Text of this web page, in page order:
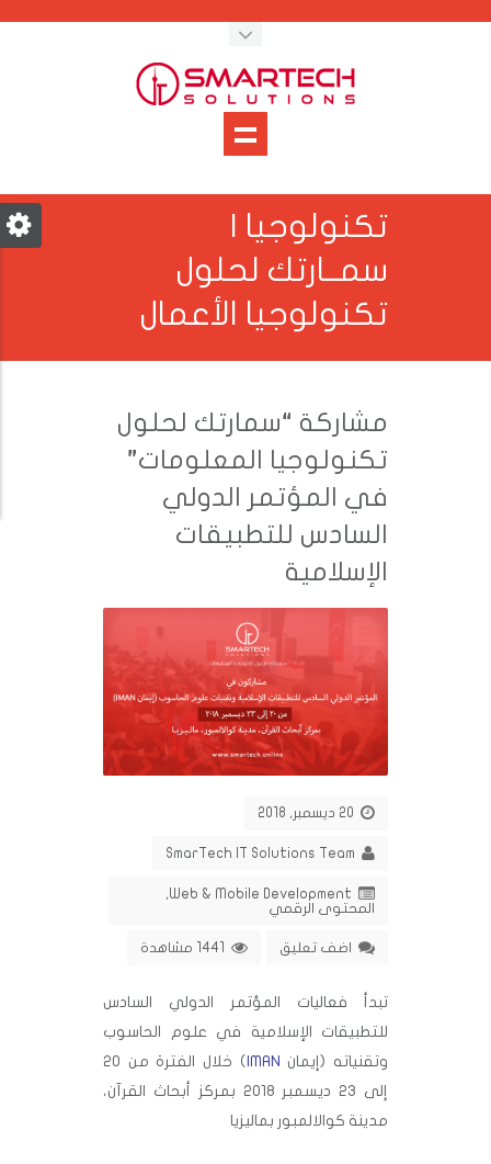
تكنولوجيا |
سمــارتك لحلول
تكنولوجيا الأعمال
مشاركة “سمارتك لحلول
تكنولوجيا المعلومات”
في المؤتمر الدولي
السادس للتطبيقات
الإسلامية
SmarTech IT Solutions Team
Web & Mobile Development
,
المحتوى الرقمي
اضف تعليق
تبدأ فعاليات المؤتمر الدولي السادس
للتطبيقات الإسلامية في علوم الحاسوب
وتقنياته (إيمان IMAN
) خلال الفترة من 20
إلى 23 ديسمبر 2018 بمركز أبحاث القرآن،
مدينة كوالالمبور بماليزيا